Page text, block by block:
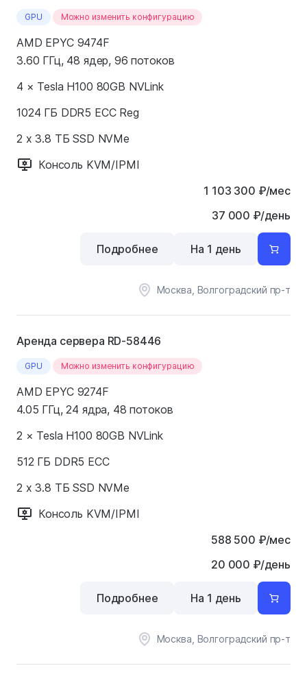
GPU Можно изменить конфигурацию
AMD EPYC 9474F
3.60 ГГц, 48 ядер, 96 потоков
4 × Tesla H100 80GB NVLink
1024 ГБ DDR5 ECC Reg
2 x 3.8 ТБ SSD NVMe
Консоль KVM/IPMI
1 103 300 ₽/мес
37 000 ₽/день
Москва, Волгоградский пр-т
Подробнее На 1 день
Аренда сервера RD-58446
GPU Можно изменить конфигурацию
AMD EPYC 9274F
4.05 ГГц, 24 ядра, 48 потоков
2 × Tesla H100 80GB NVLink
512 ГБ DDR5 ECC
2 x 3.8 ТБ SSD NVMe
Консоль KVM/IPMI
588 500 ₽/мес
20 000 ₽/день
Москва, Волгоградский пр-т
Подробнее На 1 день